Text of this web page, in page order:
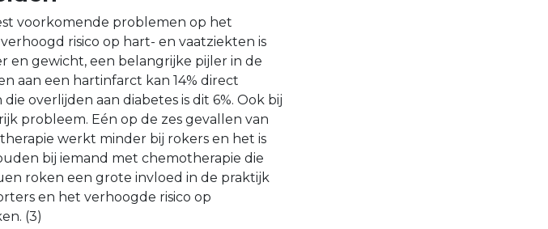
voorkomende problemen op het
risico op hart- en vaatziekten is
en gewicht, een belangrijke pijler in de
aan een hartinfarct kan 14% direct
overlijden aan diabetes is dit 6%. Ook bij
probleem. Eén op de zes gevallen van
werkt minder bij rokers en het is
bij iemand met chemotherapie die
roken een grote invloed in de praktijk
en het verhoogde risico op
(3)